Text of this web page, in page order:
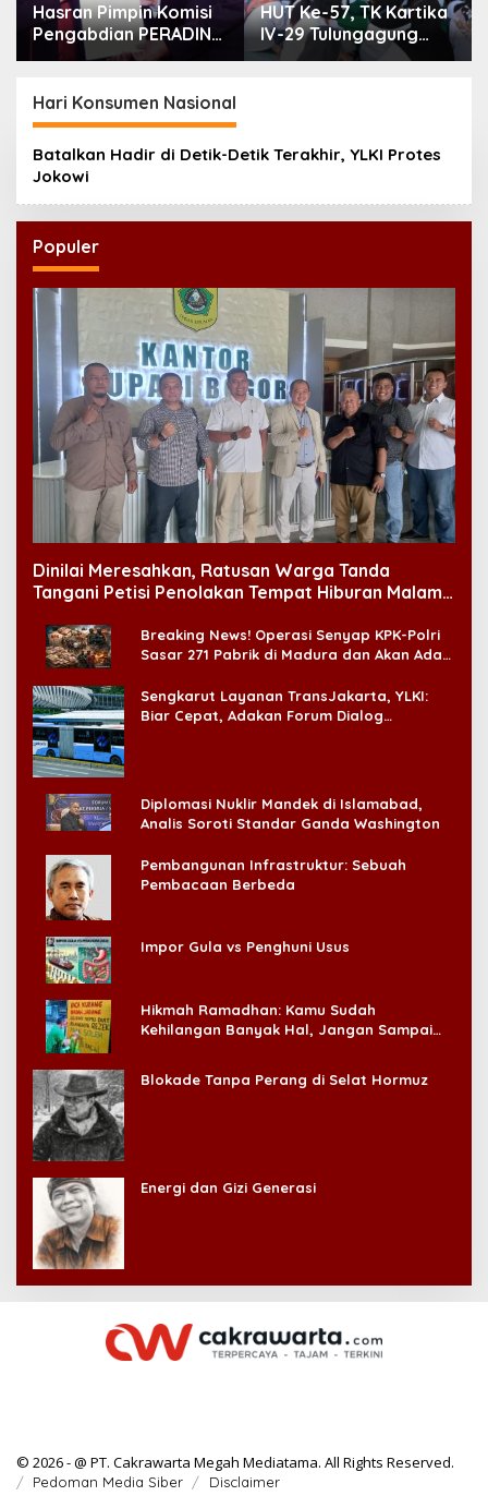
Hasran Pimpin Komisi
Pengabdian PERADIN
Jatim, Siapkan Lima
Akses Bantuan Hukum
HUT Ke-57, TK Kartika
IV-29 Tulungagung
Perkuat Pendidikan
Hari Konsumen Nasional
Batalkan Hadir di Detik-Detik Terakhir, YLKI Protes
Jokowi
Populer
Dinilai Meresahkan, Ratusan Warga Tanda
Tangani Petisi Penolakan Tempat Hiburan Malam
Breaking News! Operasi Senyap KPK-Polri
Sasar 271 Pabrik di Madura dan Akan Ada
Sengkarut Layanan TransJakarta, YLKI:
Biar Cepat, Adakan Forum Dialog
Diplomasi Nuklir Mandek di Islamabad,
Analis Soroti Standar Ganda Washington
Pembangunan Infrastruktur: Sebuah
Pembacaan Berbeda
Impor Gula vs Penghuni Usus
Hikmah Ramadhan: Kamu Sudah
Kehilangan Banyak Hal, Jangan Sampai
Blokade Tanpa Perang di Selat Hormuz
Energi dan Gizi Generasi
© 2026 - @ PT. Cakrawarta Megah Mediatama. All Rights Reserved.
Pedoman Media Siber Disclaimer